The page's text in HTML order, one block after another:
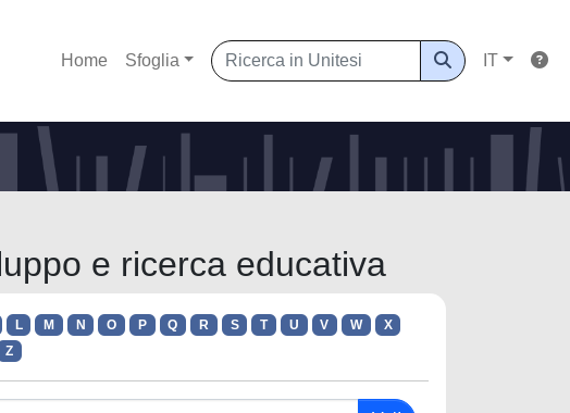
Home Sfoglia IT
e ricerca educativa
L M N O P Q R S T U V W
X
Z